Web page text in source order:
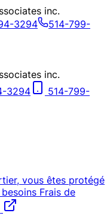
inc.
3294
514-799-
inc.
3294
514-799-
vous êtes protégé
Frais de